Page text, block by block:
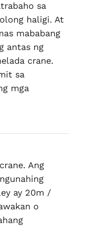
sa
haligi. At
mababang
antas ng
crane.
sa
mga
Ang
ay 20m /
o